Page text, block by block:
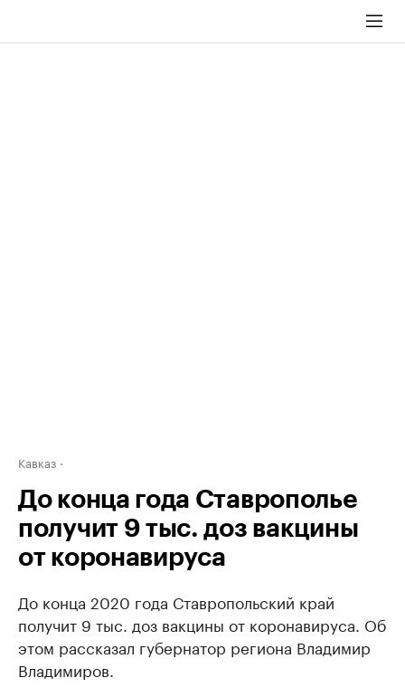
Кавказ
До конца года Ставрополье
получит 9 тыс. доз вакцины
от коронавируса
До конца 2020 года Ставропольский край
получит 9 тыс. доз вакцины от коронавируса. Об
этом рассказал губернатор региона Владимир
Владимиров.